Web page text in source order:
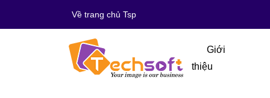
Về trang chủ Tsp
Giới
thiệu